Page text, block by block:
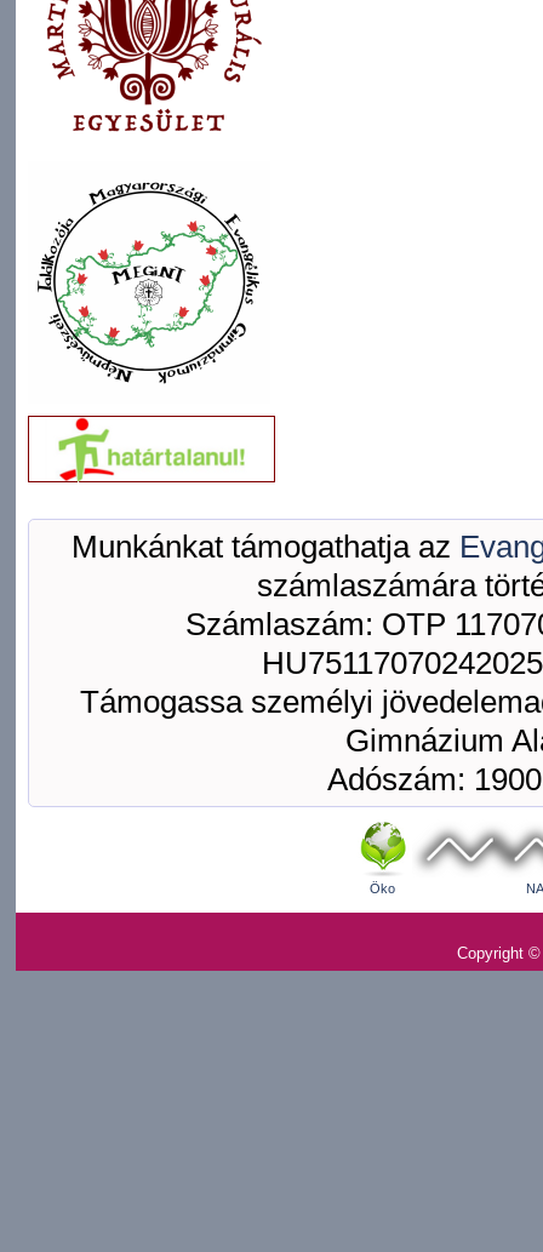
Munkánkat támogathatja az
számlaszámára
Számlaszám: OTP
Támogassa személyi
Gimnázium
Adószám:
Öko
Copyright